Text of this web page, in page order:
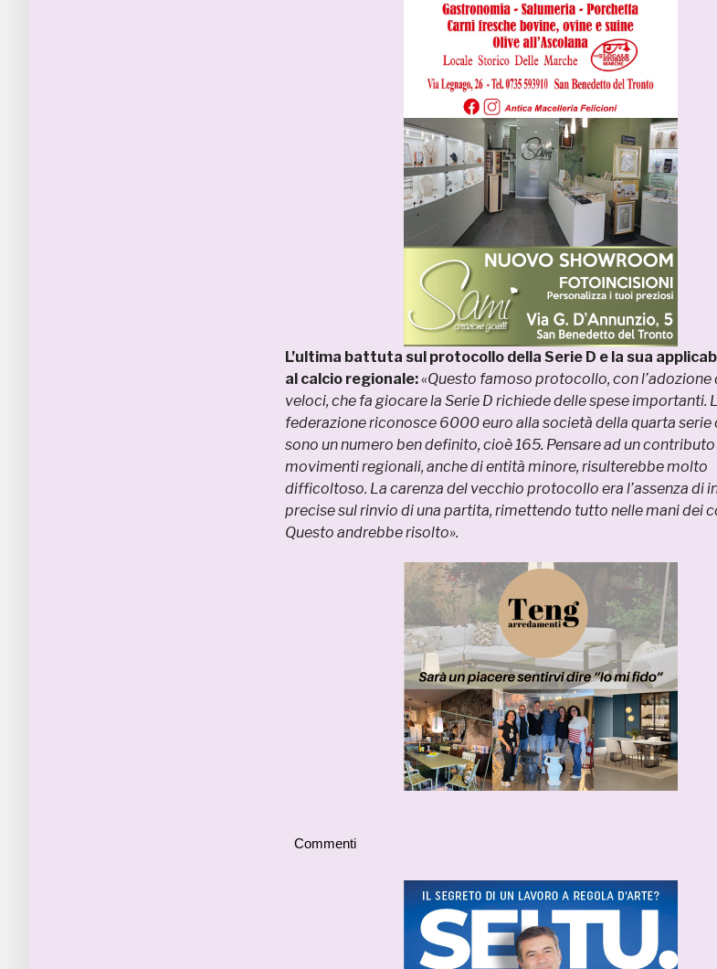
L’ultima battuta sul protocollo della Serie D e la sua
al calcio regionale:«Questo famoso protocollo, con
veloci, che fa giocare la Serie D richiede delle spese importanti.
federazione riconosce 6000 euro alla società della quarta serie
sono un numero ben definito, cioè 165. Pensare ad un
movimenti regionali, anche di entità minore, risulterebbe molto
difficoltoso. La carenza del vecchio protocollo era l’assenza di
precise sul rinvio di una partita, rimettendo tutto nelle mani dei
Questo andrebbe risolto».
Commenti